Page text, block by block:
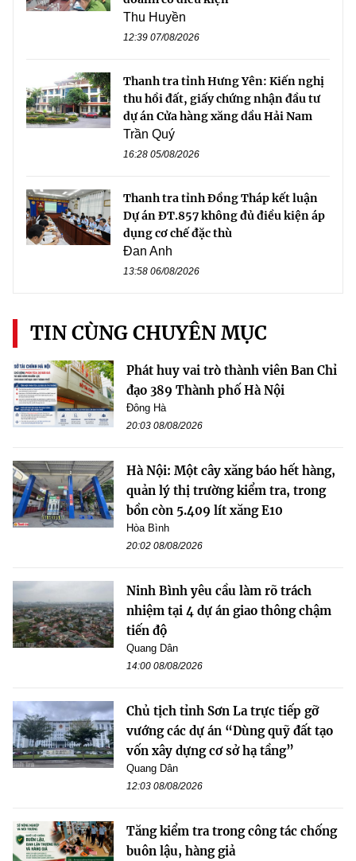
Thu Huyền
12:39 07/08/2026
Thanh tra tỉnh Hưng Yên: Kiến nghị
thu hồi đất, giấy chứng nhận đầu tư
dự án Cửa hàng xăng dầu Hải Nam
Trần Quý
16:28 05/08/2026
Thanh tra tỉnh Đồng Tháp kết luận
Dự án ĐT.857 không đủ điều kiện áp
dụng cơ chế đặc thù
Đan Anh
13:58 06/08/2026
TIN CÙNG CHUYÊN MỤC
Phát huy vai trò thành viên Ban Chỉ
đạo 389 Thành phố Hà Nội
Đông Hà
20:03 08/08/2026
Hà Nội: Một cây xăng báo hết hàng,
quản lý thị trường kiểm tra, trong
bồn còn 5.409 lít xăng E10
Hòa Bình
20:02 08/08/2026
Ninh Bình yêu cầu làm rõ trách
nhiệm tại 4 dự án giao thông chậm
tiến độ
Quang Dân
14:00 08/08/2026
Chủ tịch tỉnh Sơn La trực tiếp gỡ
vướng các dự án “Dùng quỹ đất tạo
vốn xây dựng cơ sở hạ tầng”
Quang Dân
12:03 08/08/2026
Tăng kiểm tra trong công tác chống
buôn lậu, hàng giả